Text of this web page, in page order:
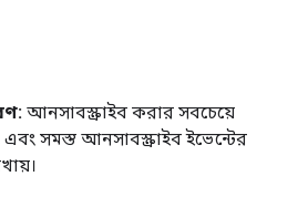
আনসাবস্ক্রাইব করার সবচেয়ে
সমস্ত আনসাবস্ক্রাইব ইভেন্টের